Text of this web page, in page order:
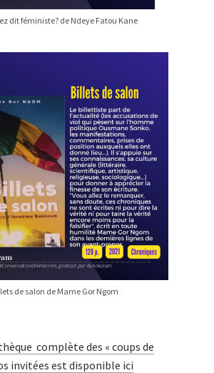
dit féministe? de Ndeye Fatou Kane
de salon de Mame Gor Ngom
complète des « coups de
invitées est disponible ici